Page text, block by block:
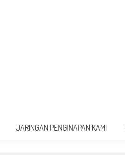
JARINGAN PENGINAPAN KAMI